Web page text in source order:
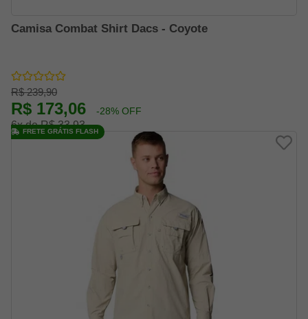
Camisa Combat Shirt Dacs - Coyote
R$ 239,90
R$ 173,06 -28% OFF
6x de R$ 33,93
FRETE GRÁTIS FLASH